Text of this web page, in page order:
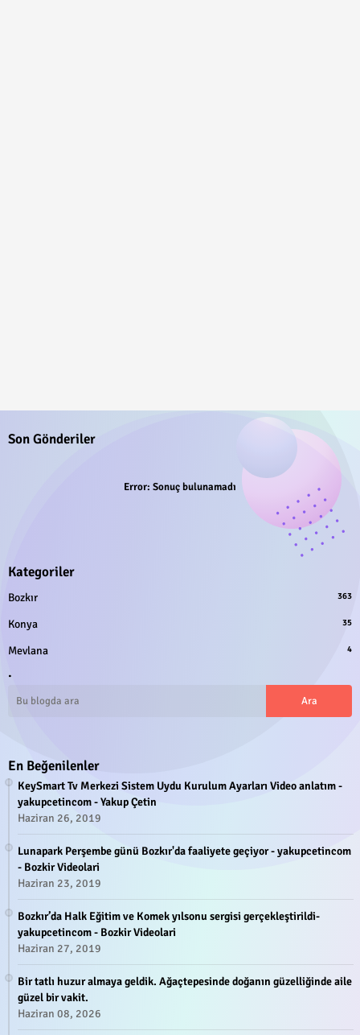
Son Gönderiler
Error: Sonuç bulunamadı
Kategoriler
Bozkır 363
Konya 35
Mevlana 4
.
En Beğenilenler
KeySmart Tv Merkezi Sistem Uydu Kurulum Ayarları Video anlatım -
yakupcetincom - Yakup Çetin
Haziran 26, 2019
Lunapark Perşembe günü Bozkır'da faaliyete geçiyor - yakupcetincom
- Bozkir Videolari
Haziran 23, 2019
Bozkır’da Halk Eğitim ve Komek yılsonu sergisi gerçekleştirildi-
yakupcetincom - Bozkir Videolari
Haziran 27, 2019
Bir tatlı huzur almaya geldik. Ağaçtepesinde doğanın güzelliğinde aile
güzel bir vakit.
Haziran 08, 2026